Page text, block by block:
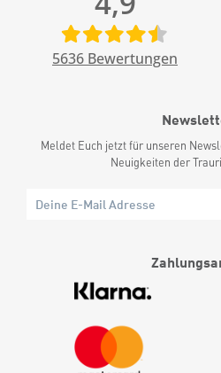
5636 Bewertungen
Meldet Euch jetzt für unseren
Neuigkeiten der